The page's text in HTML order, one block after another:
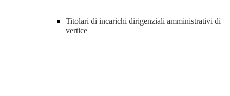
Titolari di incarichi dirigenziali amministrativi di
vertice